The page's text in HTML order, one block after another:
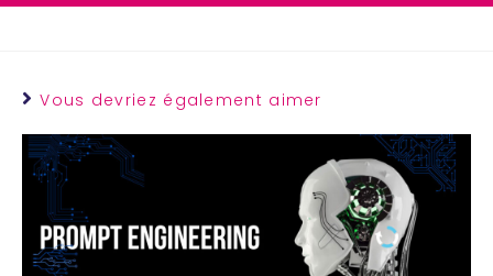
Vous devriez également aimer